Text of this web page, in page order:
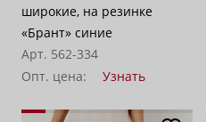
широкие, на резинке
«Брант» синие
Арт. 562-334
Опт. цена:
Узнать